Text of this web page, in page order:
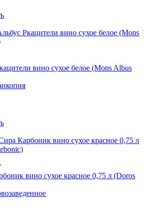
вино сухое белое (Mons Albus
вино сухое красное 0,75 л (Doros